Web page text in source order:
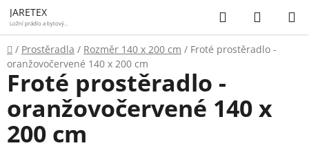
Přejít
na
obsah
JARETEX
Ložní prádlo a bytový
Hledat
KOŠÍK
Domů
/ Prostěradla / Rozměr 140 x 200 cm / Froté prostěradlo -
oranžovočervené 140 x 200 cm
Froté prostěradlo -
oranžovočervené 140 x
200 cm